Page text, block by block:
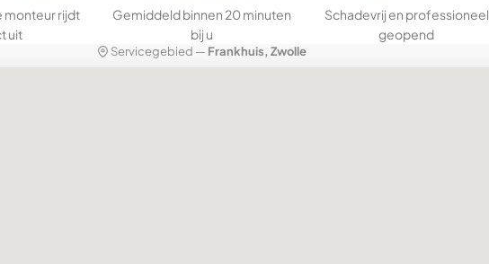
monteur rijdt
uit
Gemiddeld binnen 20 minuten
bij u
Schadevrij en professioneel
geopend
Servicegebied — Frankhuis, Zwolle